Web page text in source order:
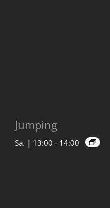
Jumping
Sa. | 13:00 - 14:00